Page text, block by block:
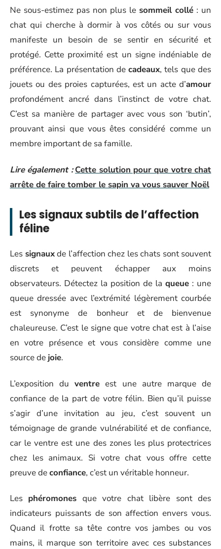
Ne sous-estimez pas non plus le sommeil collé : un
chat qui cherche à dormir à vos côtés ou sur vous
manifeste un besoin de se sentir en sécurité et
protégé. Cette proximité est un signe indéniable de
préférence. La présentation decadeaux, tels que des
jouets ou des proies capturées, est un acte d’amour
profondément ancré dans l’instinct de votre chat.
C’est sa manière de partager avec vous son ‘butin’,
prouvant ainsi que vous êtes considéré comme un
membre important de sa famille.
Lire également : Cette solution pour que votre chat
arrête de faire tomber le sapin va vous sauver Noël
Les signaux subtils de l’affection
féline
Les signauxde l’affection chez les chats sont souvent
discrets et peuvent échapper aux moins
observateurs. Détectez la position de la queue : une
queue dressée avec l’extrémité légèrement courbée
est synonyme de bonheur et de bienvenue
chaleureuse. C’est le signe que votre chat est à l’aise
en votre présence et vous considère comme une
source de joie.
L’exposition duventre est une autre marque de
confiance de la part de votre félin. Bien qu’il puisse
s’agir d’une invitation au jeu, c’est souvent un
témoignage de grande vulnérabilité et de confiance,
car le ventre est une des zones les plus protectrices
chez les animaux. Si votre chat vous offre cette
preuve deconfiance, c’est un véritable honneur.
Les phéromones que votre chat libère sont des
indicateurs puissants de son affection envers vous.
Quand il frotte sa tête contre vos jambes ou vos
mains, il marque son territoire avec ces substances